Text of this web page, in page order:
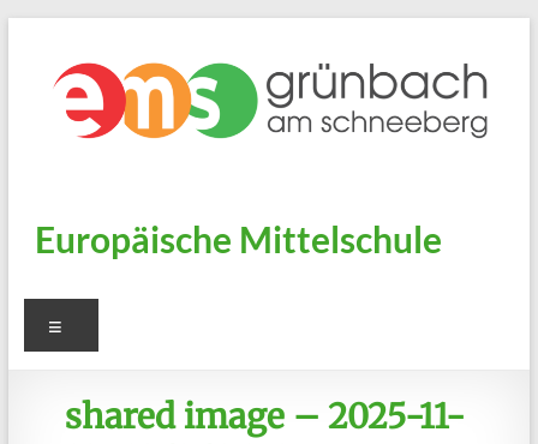
springen
Europäische Mittelschule
shared image – 2025-11-